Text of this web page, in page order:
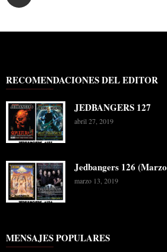
RECOMENDACIONES DEL EDITOR
JEDBANGERS 127
abril 27, 2019
Jedbangers 126
marzo 13, 2019
MENSAJES POPULARES